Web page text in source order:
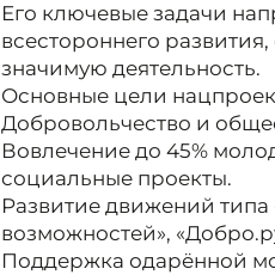
Его ключевые задачи
всестороннего
значимую деятельность.
Основные цели
Добровольчество и
Вовлечение до 45%
социальные проекты.
Развитие движений типа
возможностей»,
Поддержка одарённой